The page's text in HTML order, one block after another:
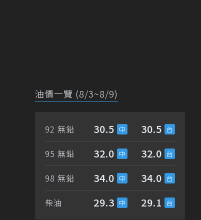
油價一覽 (8/3~8/9)
92 無鉛 30.5 30.5
95 無鉛 32.0 32.0
98 無鉛 34.0 34.0
柴油 29.3 29.1